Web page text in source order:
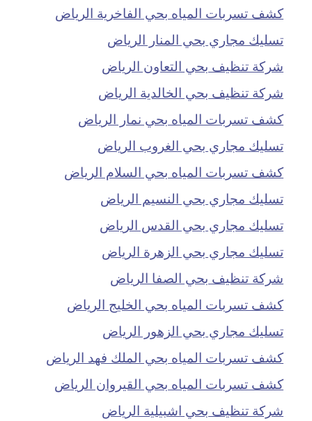
كشف تسربات المياه بحي الفاخرية الرياض
تسليك مجاري بحي المنار الرياض
شركة تنظيف بحي التعاون الرياض
شركة تنظيف بحي الخالدية الرياض
كشف تسربات المياه بحي نمار الرياض
تسليك مجاري بحي الغروب الرياض
كشف تسربات المياه بحي السلام الرياض
تسليك مجاري بحي النسيم الرياض
تسليك مجاري بحي القدس الرياض
تسليك مجاري بحي الزهرة الرياض
شركة تنظيف بحي الصفا الرياض
كشف تسربات المياه بحي الخليج الرياض
تسليك مجاري بحي الزهور الرياض
كشف تسربات المياه بحي الملك فهد الرياض
كشف تسربات المياه بحي القيروان الرياض
شركة تنظيف بحي اشبيلية الرياض